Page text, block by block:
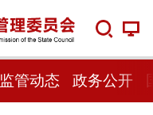
监管动态 政务公开